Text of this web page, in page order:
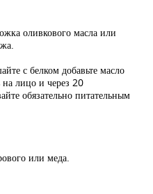
оливкового масла или
с белком добавьте масло
на лицо и через 20
обязательно питательным
или меда.